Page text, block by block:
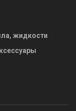
жидкости